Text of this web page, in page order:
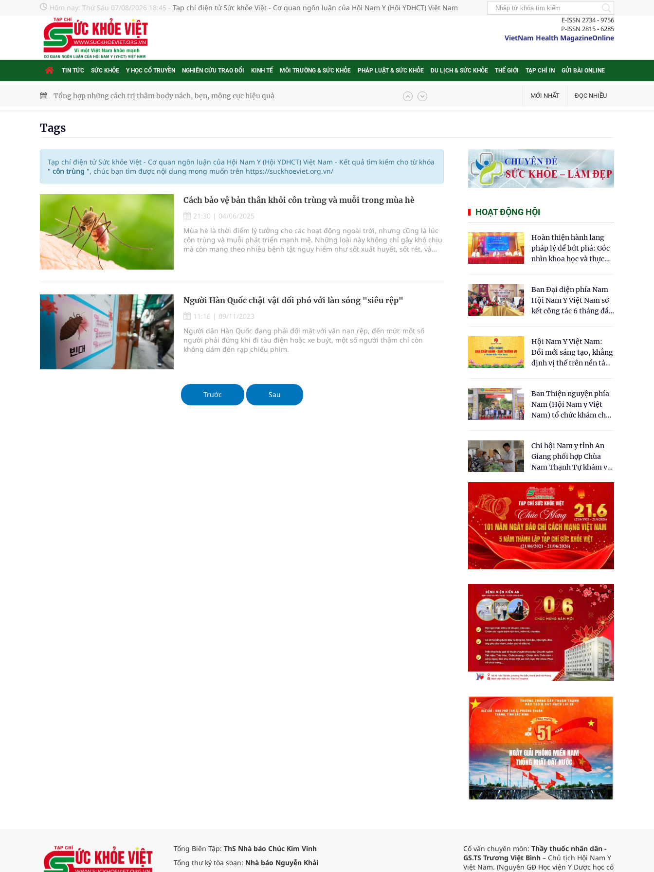
Hôm nay: Thứ Sáu 07/08/2026 18:45 - Tạp chí điện tử Sức khỏe Việt - Cơ quan ngôn luận của Hội Nam Y (Hội YDHCT) Việt Nam
E-ISSN 2734 - 9756
P-ISSN 2815 - 6285
VietNam Health MagazineOnline
TIN TỨC SỨC KHỎE Y HỌC CỔ TRUYỀN NGHIÊN CỨU TRAO ĐỔI KINH TẾ MÔI TRƯỜNG & SỨC KHỎE PHÁP LUẬT & SỨC KHỎE DU LỊCH & SỨC KHỎE THẾ GIỚI TẠP CHÍ IN GỬI BÀI ONLINE
Tổng hợp những cách trị thâm body nách, bẹn, mông cực hiệu quả
Vương Thành Công: Khi việc học bắt đầu từ trải nghiệm thực tế
Chấn chỉnh hoạt động kinh doanh dược liệu
Súp lơ xanh mang đến hy vọng mới trong phòng ngừa ung thư
Tác Dụng Chống Kết Tập Tiểu Cầu Và Chống Đông Máu Của Các Loài Nhân Sâm (Panax Spp.): Tổng
Quan Bằng Chứng Dược Lý Và Cơ Chế Phân Tử
Xây dựng bản đồ mạng lưới cấp cứu ngoại viện toàn quốc
Đắk Lắk: Đẩy nhanh tiến độ khám sức khỏe định kỳ, khám sàng lọc cho người dân
MỚI NHẤT ĐỌC NHIỀU
Tags
Tạp chí điện tử Sức khỏe Việt - Cơ quan ngôn luận của Hội Nam Y (Hội YDHCT) Việt Nam - Kết quả tìm kiếm cho từ khóa
" côn trùng ", chúc bạn tìm được nội dung mong muốn trên https://suckhoeviet.org.vn/
Cách bảo vệ bản thân khỏi côn trùng và muỗi trong mùa hè
21:30 | 04/06/2025
Mùa hè là thời điểm lý tưởng cho các hoạt động ngoài trời, nhưng cũng là lúc
côn trùng và muỗi phát triển mạnh mẽ. Những loài này không chỉ gây khó chịu
mà còn mang theo nhiều bệnh tật nguy hiểm như sốt xuất huyết, sốt rét, và
Người Hàn Quốc chật vật đối phó với làn sóng "siêu rệp"
11:16 | 09/11/2023
Người dân Hàn Quốc đang phải đối mặt với vấn nạn rệp, đến mức một số
người phải đứng khi đi tàu điện hoặc xe buýt, một số người thậm chí còn
không dám đến rạp chiếu phim.
Trước Sau
HOẠT ĐỘNG HỘI
Hoàn thiện hành lang
pháp lý để bứt phá: Góc
nhìn khoa học và thực
cho Luật Y dược cổ
truyền Việt Nam"
Ban Đại diện phía Nam
Hội Nam Y Việt Nam sơ
kết công tác 6 tháng đầu
Hội Nam Y Việt Nam:
Đổi mới sáng tạo, khẳng
định vị thế trên nền tảng
Ban Thiện nguyện phía
Nam (Hội Nam y Việt
Nam) tổ chức khám chữa
dân tại xã Tân Tập
Chi hội Nam y tỉnh An
Giang phối hợp Chùa
Nam Thạnh Tự khám và
nhân dân
Tổng Biên Tập: ThS Nhà báo Chúc Kim Vinh
Tổng thư ký tòa soạn: Nhà báo Nguyễn Khải
Cố vấn chuyên môn: Thầy thuốc nhân dân -
GS.TS Trương Việt Bình – Chủ tịch Hội Nam Y
Việt Nam. (Nguyên GĐ Học viện Y Dược học cổ